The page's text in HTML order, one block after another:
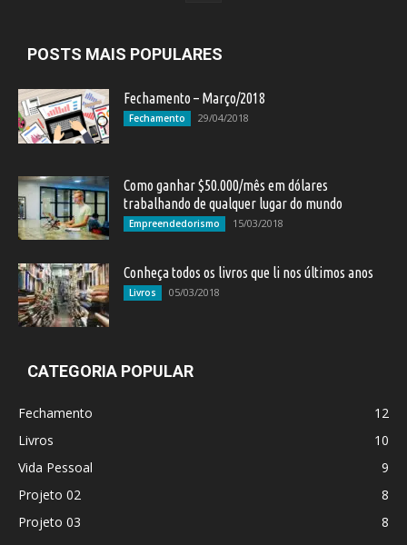
POSTS MAIS POPULARES
Fechamento – Março/2018
Fechamento 29/04/2018
Como ganhar $50.000/mês em dólares
trabalhando de qualquer lugar do mundo
Empreendedorismo 15/03/2018
Conheça todos os livros que li nos últimos anos
Livros 05/03/2018
CATEGORIA POPULAR
Fechamento
12
Livros
10
Vida Pessoal
9
Projeto 02
8
Projeto 03
8